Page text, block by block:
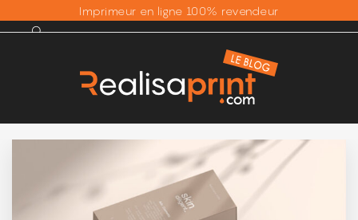
Imprimeur en ligne 100% revendeur